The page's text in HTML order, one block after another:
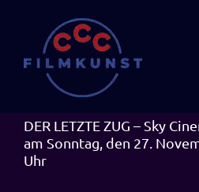
springen
DER LETZTE ZUG – Sky
am Sonntag, den 27.
Uhr